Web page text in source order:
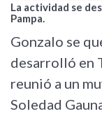
La actividad se
Pampa.
Gonzalo se
desarrolló en
reunió a un
Soledad